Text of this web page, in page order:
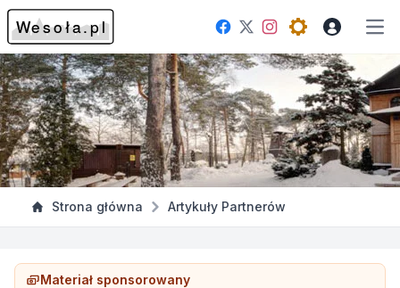
Facebook
TwitterInstagram
Open theme
Strona główna Artykuły Partnerów
Materiał sponsorowany